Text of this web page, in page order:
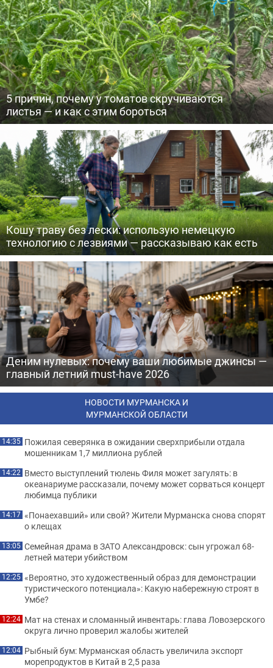
5 причин, почему у томатов скручиваются
листья — и как с этим бороться
Кошу траву без лески: использую немецкую
технологию с лезвиями — рассказываю как есть
Деним нулевых: почему ваши любимые джинсы —
главный летний must-have 2026
НОВОСТИ МУРМАНСКА И
МУРМАНСКОЙ ОБЛАСТИ
14:35 Пожилая северянка в ожидании сверхприбыли отдала
мошенникам 1,7 миллиона рублей
14:22 Вместо выступлений тюлень Филя может загулять: в
океанариуме рассказали, почему может сорваться концерт
любимца публики
14:17 «Понаехавший» или свой? Жители Мурманска снова спорят
о клещах
13:05 Семейная драма в ЗАТО Александровск: сын угрожал 68-
летней матери убийством
12:25 «Вероятно, это художественный образ для демонстрации
туристического потенциала»: Какую набережную строят в
Умбе?
12:24 Мат на стенах и сломанный инвентарь: глава Ловозерского
округа лично проверил жалобы жителей
12:04 Рыбный бум: Мурманская область увеличила экспорт
морепродуктов в Китай в 2,5 раза